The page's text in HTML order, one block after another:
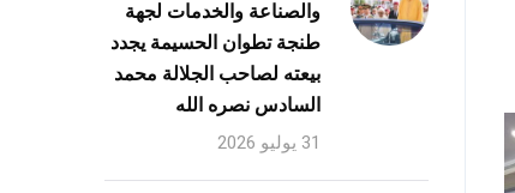
والصناعة والخدمات لجهة
طنجة تطوان الحسيمة يجدد
بيعته لصاحب الجلالة محمد
السادس نصره الله
31 يوليو 2026